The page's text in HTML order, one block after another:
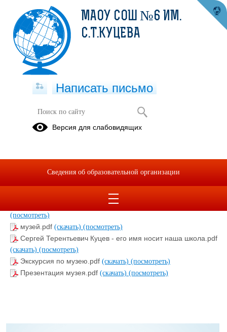
Школьный музей
Музей МБОУ СОШ№6.pdf(скачать)
К 200 летию рождения Т.Г. Шевченко.pdf
(посмотреть)
музей.pdf (скачать) (посмотреть)
Сергей Терентьевич Куцев - его имя носит наша школа.pdf
(скачать) (посмотреть)
Экскурсия по музею.pdf (скачать) (посмотреть)
Презентация музея.pdf (скачать) (посмотреть)
МАОУ СОШ №6 ИМ.
С.Т.КУЦЕВА
Написать письмо
Версия для слабовидящих
Сведения об образовательной организации